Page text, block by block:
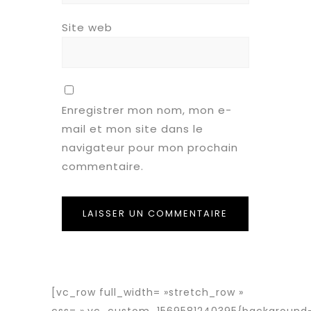
Site web
Enregistrer mon nom, mon e-
mail et mon site dans le
navigateur pour mon prochain
commentaire.
[vc_row full_width= »stretch_row »